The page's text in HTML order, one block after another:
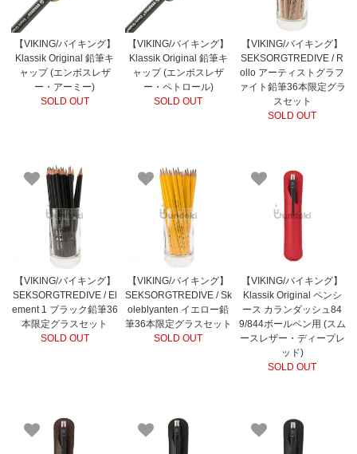
【VIKING/バイキング】
Klassik Original 鉛筆キ
ャップ (エンボスレザ
ー・アーミー)
SOLD OUT
【VIKING/バイキング】
Klassik Original 鉛筆キ
ャップ (エンボスレザ
ー・ペトロール)
SOLD OUT
【VIKING/バイキング】
SEKSORGTREDIVE / R
ollo アーティストグラフ
ァイト鉛筆36本限定グラ
スセット
SOLD OUT
【VIKING/バイキング】
SEKSORGTREDIVE / El
ement 1 ブラック鉛筆36
本限定グラスセット
SOLD OUT
【VIKING/バイキング】
SEKSORGTREDIVE / Sk
oleblyanten イエロー鉛
筆36本限定グラスセット
SOLD OUT
【VIKING/バイキング】
Klassik Original ペンシ
ース カランダッシュ84
9/844ボールペン用 (スム
ースレザー・ディープレ
ッド)
SOLD OUT